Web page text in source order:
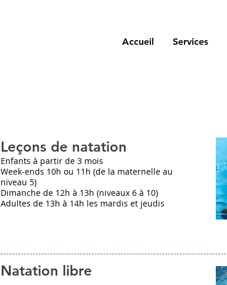
Accueil Services
Leçons de natation
Enfants à partir de 3 mois
Week-ends 10h ou 11h (de la maternelle au
niveau 5)
Dimanche de 12h à 13h (niveaux 6 à 10)
Adultes de 13h à 14h les mardis et jeudis
Natation libre